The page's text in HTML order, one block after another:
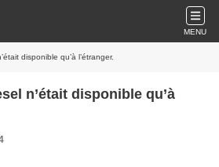
MENU
disponible qu’à l’étranger.
n’était disponible qu’à